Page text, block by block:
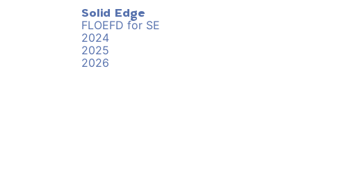
Solid Edge
FLOEFD for SE
2024
2025
2026